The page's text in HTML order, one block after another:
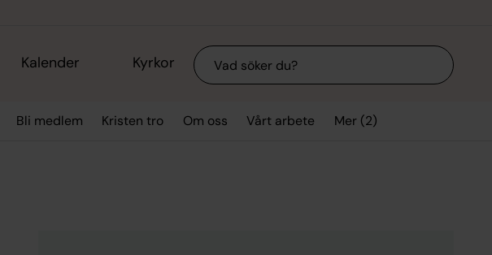
Kalender Kyrkor Sök
Bli medlem Kristen tro Om oss Vårt arbete Mer (2)